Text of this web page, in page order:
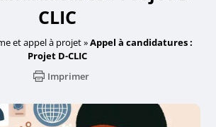
CLIC
et appel à projet»Appel à candidatures :
Projet D-CLIC
Imprimer